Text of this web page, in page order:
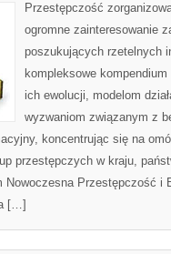
Przestępczość
ogromne zainteresowanie
poszukujących rzetelnych
kompleksowe
ich ewolucji, modelom
wyzwaniom związanym z
koncentrując się na
przestępczych w kraju,
Nowoczesna Przestępczość i
[…]